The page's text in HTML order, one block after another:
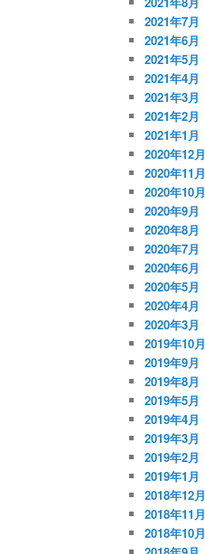
2021年7月
2021年6月
2021年5月
2021年4月
2021年3月
2021年2月
2021年1月
2020年12月
2020年11月
2020年10月
2020年9月
2020年8月
2020年7月
2020年6月
2020年5月
2020年4月
2020年3月
2019年10月
2019年9月
2019年8月
2019年5月
2019年4月
2019年3月
2019年2月
2019年1月
2018年12月
2018年11月
2018年10月